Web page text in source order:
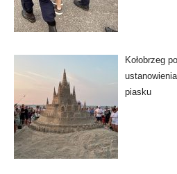
Kołobrzeg
piasku